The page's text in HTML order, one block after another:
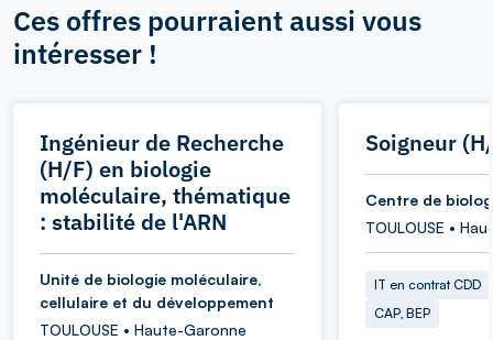
Ces offres pourraient aussi vous
intéresser !
Ingénieur de Recherche
(H/F) en biologie
moléculaire, thématique
: stabilité de l'ARN
Unité de biologie moléculaire,
cellulaire et du développement
TOULOUSE • Haute-Garonne
Soigneur
Centre de
TOULOUSE •
IT en contrat CDD
CAP, BEP